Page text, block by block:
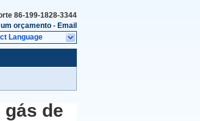
86-199-1828-3344
um orçamento - Email
Language
de